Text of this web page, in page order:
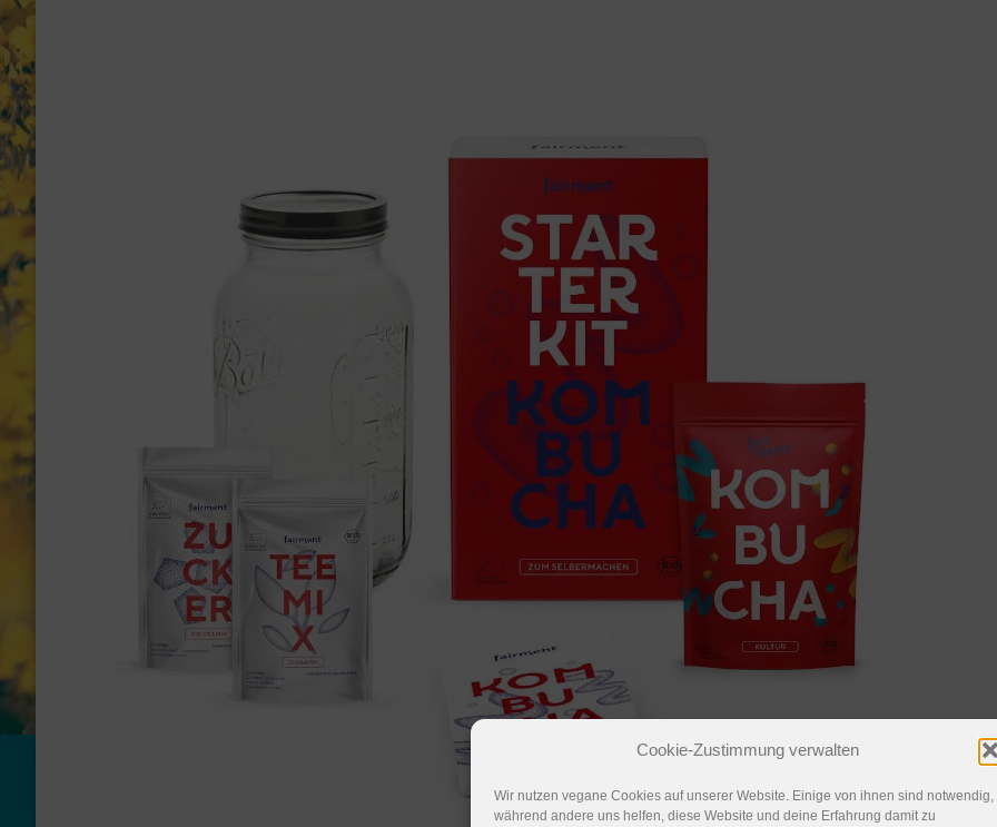
Cookie-Zustimmung verwalten
Wir nutzen vegane Cookies auf unserer Website. Einige von ihnen sind notwendig,
während andere uns helfen, diese Website und deine Erfahrung damit zu